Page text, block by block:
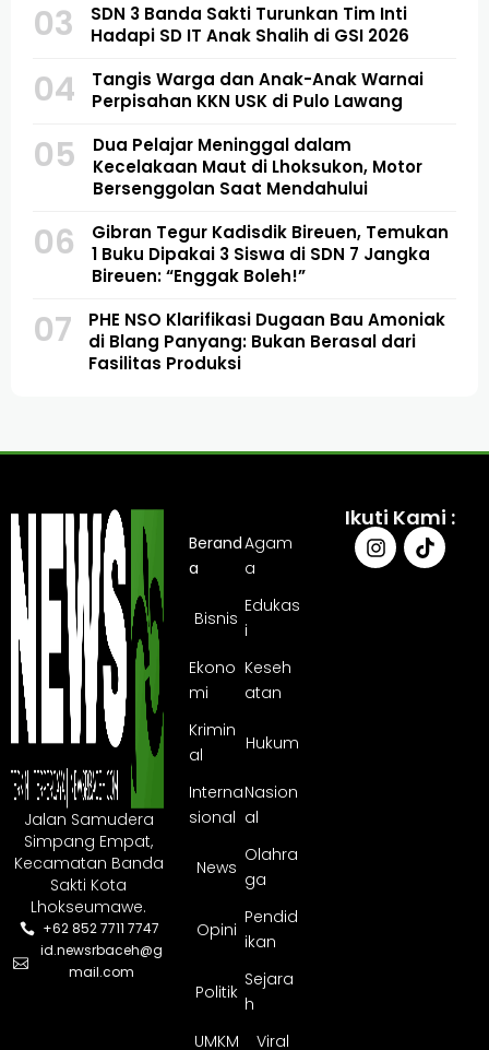
03
SDN 3 Banda Sakti Turunkan Tim Inti
Hadapi SD IT Anak Shalih di GSI 2026
04
Tangis Warga dan Anak-Anak Warnai
Perpisahan KKN USK di Pulo Lawang
05
Dua Pelajar Meninggal dalam
Kecelakaan Maut di Lhoksukon, Motor
Bersenggolan Saat Mendahului
06
Gibran Tegur Kadisdik Bireuen, Temukan
1 Buku Dipakai 3 Siswa di SDN 7 Jangka
Bireuen: “Enggak Boleh!”
07
PHE NSO Klarifikasi Dugaan Bau Amoniak
di Blang Panyang: Bukan Berasal dari
Fasilitas Produksi
Jalan Samudera
Simpang Empat,
Kecamatan Banda
Sakti Kota
Lhokseumawe.
+62 852 7711 7747
id.newsrbaceh@g
mail.com
Berand
a
Agam
a
Bisnis
Edukas
i
Ekono
mi
Keseh
atan
Krimin
al
Hukum
Interna
sional
Nasion
al
News
Olahra
ga
Opini
Pendid
ikan
Politik
Sejara
h
UMKM
Viral
Ikuti Kami :